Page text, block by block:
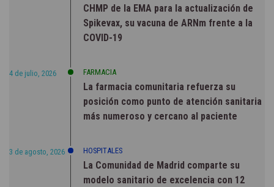
CHMP de la EMA para la actualización de
Spikevax, su vacuna de ARNm frente a la
COVID-19
4 de julio, 2026 FARMACIA
La farmacia comunitaria refuerza su
posición como punto de atención sanitaria
más numeroso y cercano al paciente
3 de agosto, 2026 HOSPITALES
La Comunidad de Madrid comparte su
modelo sanitario de excelencia con 12